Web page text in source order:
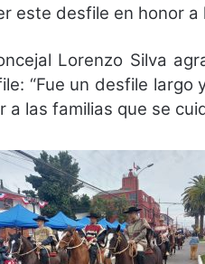
este desfile en honor a
Lorenzo Silva
“Fue un desfile
a las familias que se